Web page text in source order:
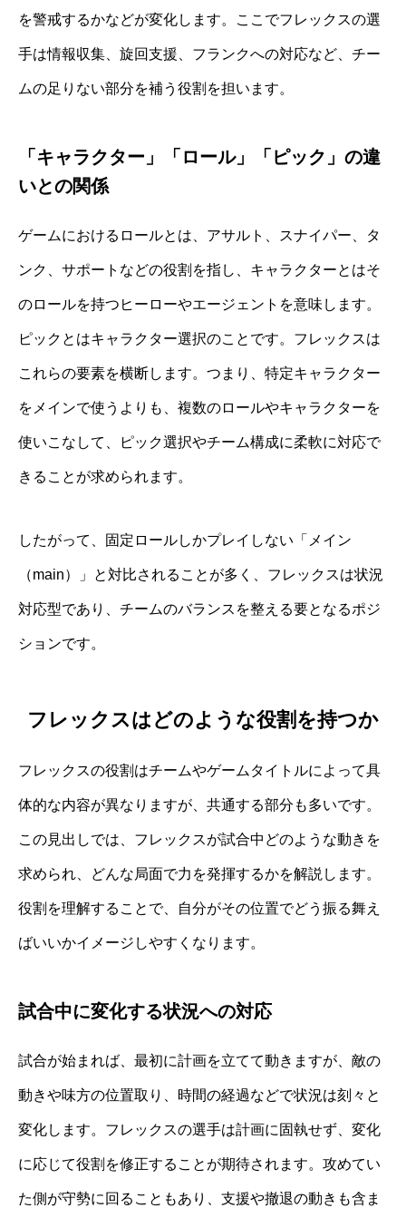
を警戒するかなどが変化します。ここでフレックスの選
手は情報収集、旋回支援、フランクへの対応など、チー
ムの足りない部分を補う役割を担います。
「キャラクター」「ロール」「ピック」の違
いとの関係
ゲームにおけるロールとは、アサルト、スナイパー、タ
ンク、サポートなどの役割を指し、キャラクターとはそ
のロールを持つヒーローやエージェントを意味します。
ピックとはキャラクター選択のことです。フレックスは
これらの要素を横断します。つまり、特定キャラクター
をメインで使うよりも、複数のロールやキャラクターを
使いこなして、ピック選択やチーム構成に柔軟に対応で
きることが求められます。
したがって、固定ロールしかプレイしない「メイン
（main）」と対比されることが多く、フレックスは状況
対応型であり、チームのバランスを整える要となるポジ
ションです。
フレックスはどのような役割を持つか
フレックスの役割はチームやゲームタイトルによって具
体的な内容が異なりますが、共通する部分も多いです。
この見出しでは、フレックスが試合中どのような動きを
求められ、どんな局面で力を発揮するかを解説します。
役割を理解することで、自分がその位置でどう振る舞え
ばいいかイメージしやすくなります。
試合中に変化する状況への対応
試合が始まれば、最初に計画を立てて動きますが、敵の
動きや味方の位置取り、時間の経過などで状況は刻々と
変化します。フレックスの選手は計画に固執せず、変化
に応じて役割を修正することが期待されます。攻めてい
た側が守勢に回ることもあり、支援や撤退の動きも含ま